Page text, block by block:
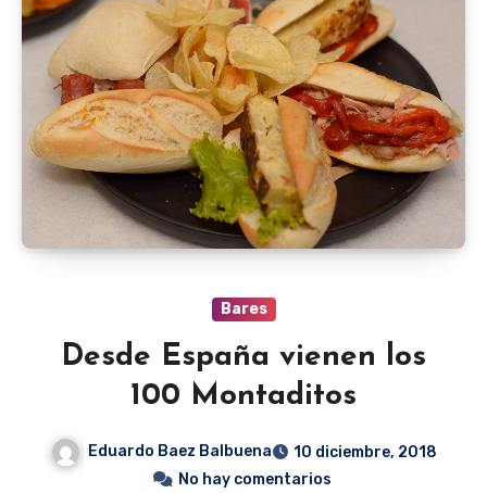
Bares
Desde España vienen los
100 Montaditos
Eduardo Baez Balbuena
10 diciembre, 2018
No hay comentarios